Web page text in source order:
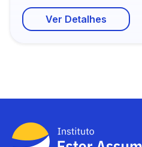
Ver Detalhes